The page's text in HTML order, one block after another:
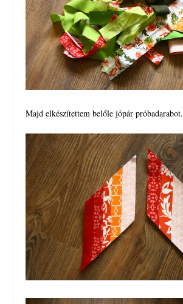
Majd elkészítettem belőle jópár próbadarabot.